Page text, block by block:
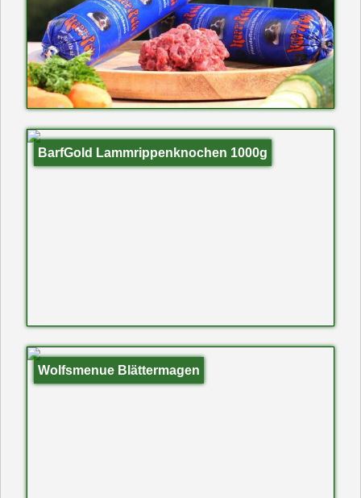
BarfGold Lammrippenknochen 1000g
Wolfsmenue Blättermagen